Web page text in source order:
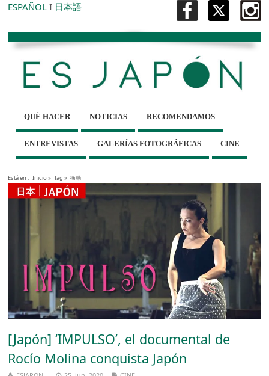
ESPAÑOL I 日本語
QUÉ HACER NOTICIAS RECOMENDAMOS
ENTREVISTAS GALERÍAS FOTOGRÁFICAS CINE
Está en : Inicio» Tag » 衝動
[Japón] ‘IMPULSO’, el documental de
Rocío Molina conquista Japón